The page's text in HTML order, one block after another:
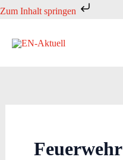
Zum Inhalt springen
Zum
springen
Feuerwehr